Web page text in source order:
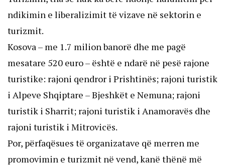
ndikimin e liberalizimit të vizave në sektorin e
turizmit.
Kosova – me 1.7 milion banorë dhe me pagë
mesatare 520 euro – është e ndarë në pesë rajone
turistike: rajoni qendror i Prishtinës; rajoni turistik
i Alpeve Shqiptare – Bjeshkët e Nemuna; rajoni
turistik i Sharrit; rajoni turistik i Anamoravës dhe
rajoni turistik i Mitrovicës.
Por, përfaqësues të organizatave që merren me
promovimin e turizmit në vend, kanë thënë më